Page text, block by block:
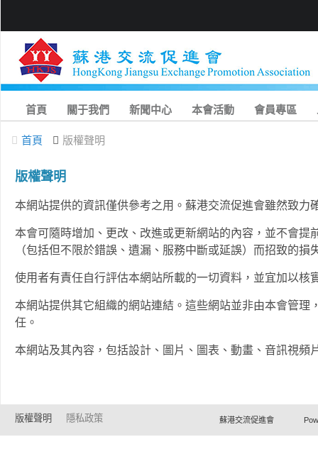
首頁 關于我們 新聞中心 本會活動 會員專區
首頁 版權聲明
版權聲明
本網站提供的資訊僅供參考之用。蘇港交流促進會雖然致
本會可隨時增加、更改、改進或更新網站的內容，並不會
（包括但不限於錯誤、遺漏、服務中斷或延誤）而招致的
使用者有責任自行評估本網站所載的一切資料，並宜加以
本網站提供其它組織的網站連結。這些網站並非由本會管
任。
本網站及其內容，包括設計、圖片、圖表、動畫、音訊視
版權聲明 隱私政策 蘇港交流促進會